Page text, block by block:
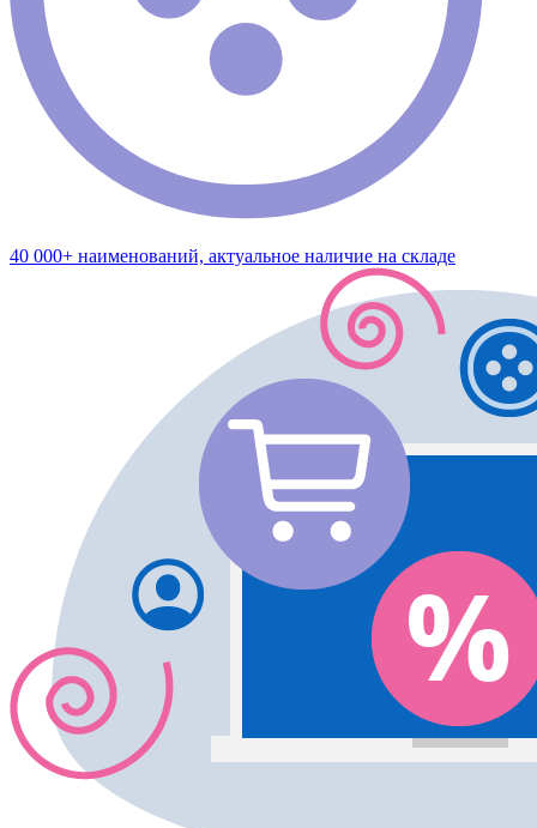
40 000+ наименований, актуальное наличие на складе